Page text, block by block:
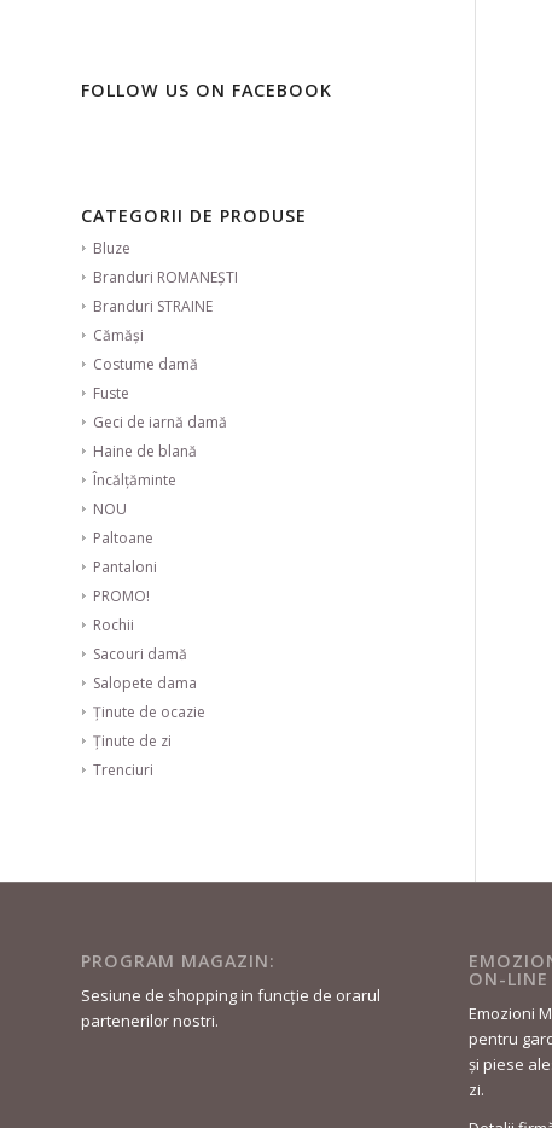
FOLLOW US ON FACEBOOK
CATEGORII DE PRODUSE
Bluze
Branduri ROMANEȘTI
Branduri STRAINE
Cămăși
Costume damă
Fuste
Geci de iarnă damă
Haine de blană
Încălțăminte
NOU
Paltoane
Pantaloni
PROMO!
Rochii
Sacouri damă
Salopete dama
Ținute de ocazie
Ținute de zi
Trenciuri
PROGRAM MAGAZIN:
Sesiune de shopping in funcție de orarul
partenerilor nostri.
ON-LINE
Emozioni
pentru
și piese
zi.